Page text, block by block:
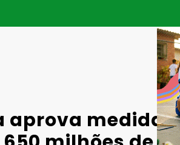
aprova medida